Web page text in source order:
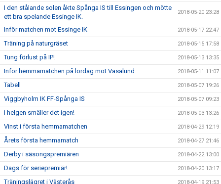
I den stålande solen åkte Spånga IS till Essingen och mötte
ett bra spelande Essinge IK.
2018-05-20 23:28
Inför matchen mot Essinge IK 2018-05-17 22:47
Träning på naturgräset 2018-05-15 17:58
Tung förlust på IP! 2018-05-13 13:35
Inför hemmamatchen på lördag mot Vasalund 2018-05-11 11:07
Tabell 2018-05-07 19:26
Viggbyholm IK FF-Spånga IS 2018-05-07 09:23
I helgen smäller det igen! 2018-05-03 13:26
Vinst i första hemmamatchen 2018-04-29 12:19
Årets första hemmamatch 2018-04-27 21:46
Derby i säsongspremiären 2018-04-22 13:00
Dags för seriepremiär! 2018-04-20 13:17
Träningslägret i Västerås 2018-04-19 21:53